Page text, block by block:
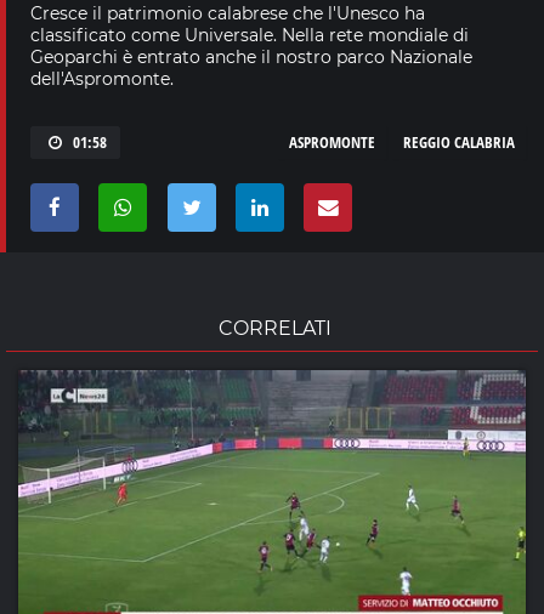
Cresce il patrimonio calabrese che l'Unesco ha
classificato come Universale. Nella rete mondiale di
Geoparchi è entrato anche il nostro parco Nazionale
dell'Aspromonte.
01:58 REGGIO CALABRIA
ASPROMONTE
CORRELATI